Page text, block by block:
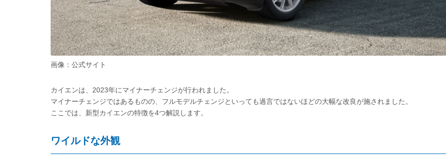
画像：公式サイト
カイエンは、2023年にマイナーチェンジが行われました。
マイナーチェンジではあるものの、フルモデルチェンジといっても過言ではないほどの大幅な改良が施されました。
ここでは、新型カイエンの特徴を4つ解説します。
ワイルドな外観